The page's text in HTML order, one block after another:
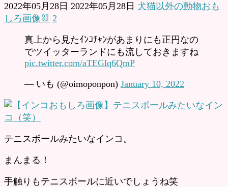
2022年05月28日 2022年05月28日 犬猫以外の動物おも
しろ画像🐰 2
真上から見たｲﾝｺﾁｬﾝがあまりにも正円なの
でツイッターランドにも流しておきますね
pic.twitter.com/aTEGlq6QmP
— いも (@oimoponpon) January 10, 2022
テニスボールみたいなインコ。
まんまる！
手触りもテニスボールに近いでしょうね笑